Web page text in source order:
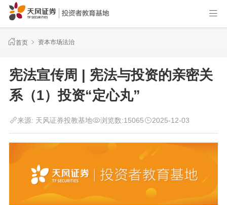
首页 资本市场法治
宪法宣传周 | 宪法与投资的亲密关
系（1）投资“定心丸”
来源: 天风证券投教基地 浏览数:15065 2025-12-03